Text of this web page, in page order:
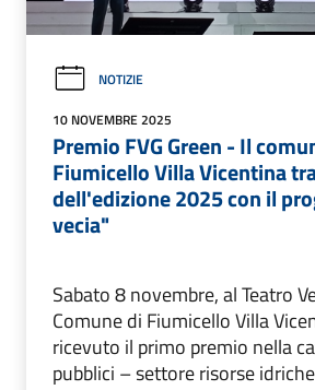
NOTIZIE
10 NOVEMBRE 2025
Premio FVG Green - Il
Fiumicello Villa Vicentina
dell'edizione 2025 con il
vecia"
Sabato 8 novembre, al Teatro
Comune di Fiumicello Villa
ricevuto il primo premio nella
pubblici – settore risorse idriche